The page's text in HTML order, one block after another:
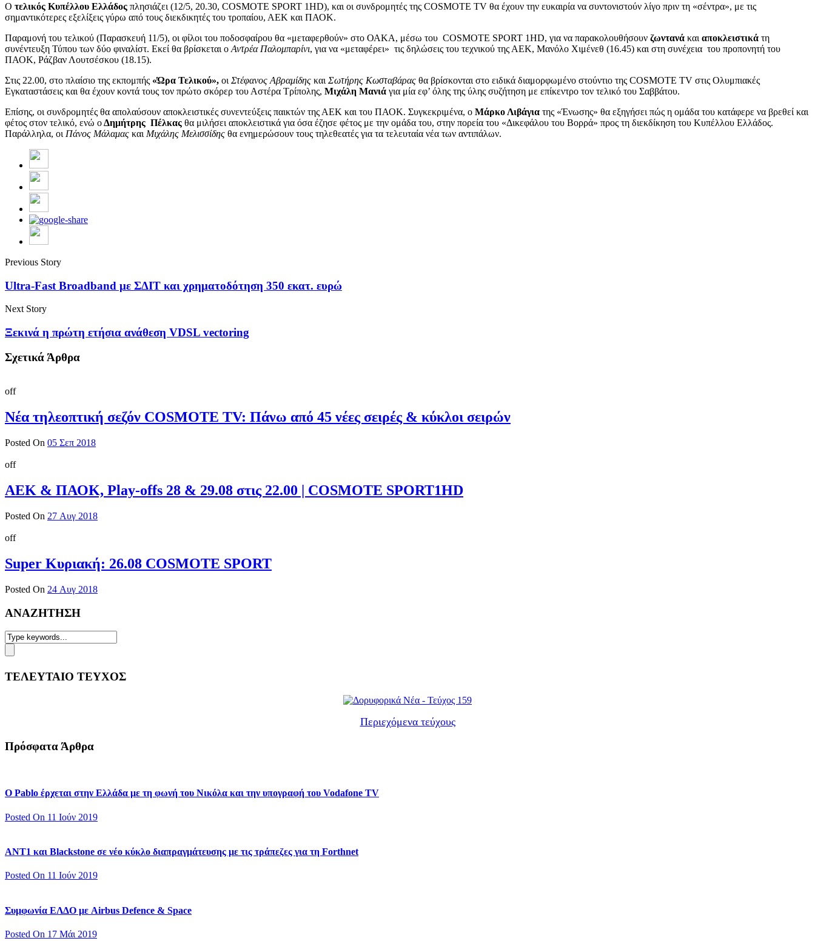
Ο τελικός Κυπέλλου Ελλάδος πλησιάζει (12/5, 20.30, COSMOTE SPORT 1HD), και οι συνδρομητές της COSMOTE TV θα έχουν την ευκαιρία να συντονιστούν λίγο πριν τη «σέντρα», με τις
σημαντικότερες εξελίξεις γύρω από τους διεκδικητές του τροπαίου, ΑΕΚ και ΠΑΟΚ.
Παραμονή του τελικού (Παρασκευή 11/5), οι φίλοι του ποδοσφαίρου θα «μεταφερθούν» στο ΟΑΚΑ, μέσω του COSMOTE SPORT 1HD, για να παρακολουθήσουν ζωντανά και αποκλειστικά τη
συνέντευξη Τύπου των δύο φιναλίστ. Εκεί θα βρίσκεται ο Αντρέα Παλομπαρίνι, για να «μεταφέρει» τις δηλώσεις του τεχνικού της ΑΕΚ, Μανόλο Χιμένεθ (16.45) και στη συνέχεια του προπονητή του
ΠΑΟΚ, Ράζβαν Λουτσέσκου (18.15).
Στις 22.00, στο πλαίσιο της εκπομπής «Ώρα Τελικού», οι Στέφανος Αβραμίδης και Σωτήρης Κωσταβάρας θα βρίσκονται στο ειδικά διαμορφωμένο στούντιο της COSMOTE TV στις Ολυμπιακές
Εγκαταστάσεις και θα έχουν κοντά τους τον πρώτο σκόρερ του Αστέρα Τρίπολης, Μιχάλη Μανιά για μία εφ’ όλης της ύλης συζήτηση με επίκεντρο τον τελικό του Σαββάτου.
Επίσης, οι συνδρομητές θα απολαύσουν αποκλειστικές συνεντεύξεις παικτών της ΑΕΚ και του ΠΑΟΚ. Συγκεκριμένα, ο Μάρκο Λιβάγια της «Ένωσης» θα εξηγήσει πώς η ομάδα του κατάφερε να βρεθεί και
φέτος στον τελικό, ενώ οΔημήτρης Πέλκας θα μιλήσει αποκλειστικά για όσα έζησε φέτος με την ομάδα του, στην πορεία του «Δικεφάλου του Βορρά» προς τη διεκδίκηση του Κυπέλλου Ελλάδος.
Παράλληλα, οι Πάνος Μάλαμας και Μιχάλης Μελισσίδης θα ενημερώσουν τους τηλεθεατές για τα τελευταία νέα των αντιπάλων.
Previous Story
Ultra-Fast Broadband με ΣΔΙΤ και χρηματοδότηση 350 εκατ. ευρώ
Next Story
Ξεκινά η πρώτη ετήσια ανάθεση VDSL vectoring
Σχετικά Άρθρα
off
Νέα τηλεοπτική σεζόν COSMOTE TV: Πάνω από 45 νέες σειρές & κύκλοι σειρών
Posted On 05 Σεπ 2018
off
ΑΕΚ & ΠΑΟΚ, Play-offs 28 & 29.08 στις 22.00 | COSMOTE SPORT1HD
Posted On 27 Αυγ 2018
off
Super Κυριακή: 26.08 COSMOTE SPORT
Posted On 24 Αυγ 2018
ΑΝΑΖΗΤΗΣΗ
ΤΕΛΕΥΤΑΙΟ ΤΕΥΧΟΣ
Περιεχόμενα τεύχους
Πρόσφατα Άρθρα
Ο Pablo έρχεται στην Ελλάδα με τη φωνή του Νικόλα και την υπογραφή του Vodafone TV
Posted On 11 Ιούν 2019
ΑΝΤ1 και Blackstone σε νέο κύκλο διαπραγμάτευσης με τις τράπεζες για τη Forthnet
Posted On 11 Ιούν 2019
Συμφωνία ΕΛΔΟ με Airbus Defence & Space
Posted On 17 Μάι 2019